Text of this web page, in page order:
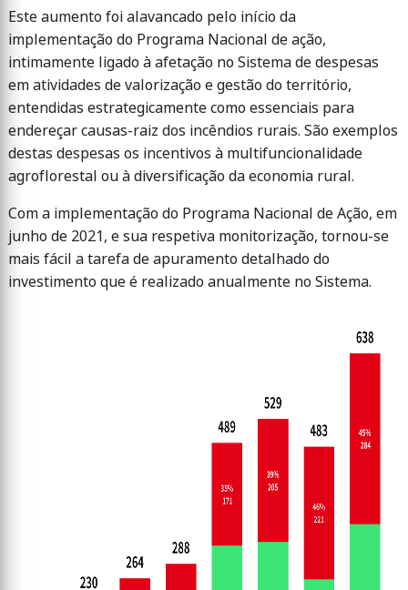
Este aumento foi alavancado pelo início da
implementação do Programa Nacional de ação,
intimamente ligado à afetação no Sistema de despesas
em atividades de valorização e gestão do território,
entendidas estrategicamente como essenciais para
endereçar causas-raiz dos incêndios rurais. São exemplos
destas despesas os incentivos à multifuncionalidade
agroflorestal ou à diversificação da economia rural.
Com a implementação do Programa Nacional de Ação, em
junho de 2021, e sua respetiva monitorização, tornou-se
mais fácil a tarefa de apuramento detalhado do
investimento que é realizado anualmente no Sistema.